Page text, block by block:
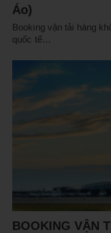
Áo)
Booking vận tải hàng
quốc tế…
BOOKING VẬN